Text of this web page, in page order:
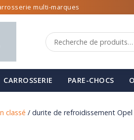
multi-marques
CARROSSERIE PARE-CHOCS
classé / durite de refroidissement Opel